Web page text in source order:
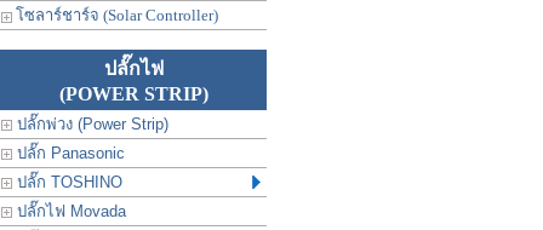
โซลาร์ชาร์จ (Solar Controller)
ปลั๊กไฟ
(POWER STRIP)
ปลั๊กพ่วง (Power Strip)
ปลั๊ก Panasonic
ปลั๊ก TOSHINO
ปลั๊กไฟ Movada